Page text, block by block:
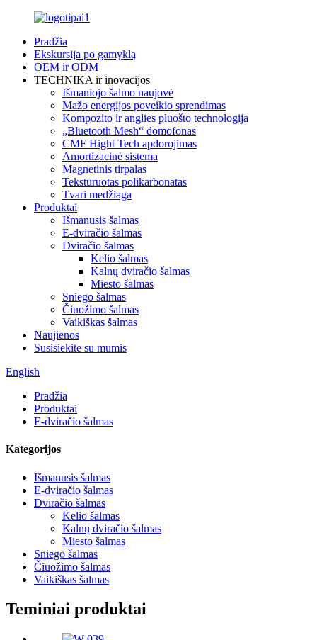
Pradžia
Ekskursija po gamyklą
OEM ir ODM
TECHNIKA ir inovacijos
Išmaniojo šalmo naujovė
Mažo energijos poveikio sprendimas
Kompozito ir anglies pluošto technologija
„Bluetooth Mesh“ domofonas
CMF Hight Tech apdorojimas
Amortizacinė sistema
Magnetinis tirpalas
Tekstūruotas polikarbonatas
Tvari medžiaga
Produktai
Išmanusis šalmas
E-dviračio šalmas
Dviračio šalmas
Kelio šalmas
Kalnų dviračio šalmas
Miesto šalmas
Sniego šalmas
Čiuožimo šalmas
Vaikiškas šalmas
Naujienos
Susisiekite su mumis
English
Pradžia
Produktai
E-dviračio šalmas
Kategorijos
Išmanusis šalmas
E-dviračio šalmas
Dviračio šalmas
Kelio šalmas
Kalnų dviračio šalmas
Miesto šalmas
Sniego šalmas
Čiuožimo šalmas
Vaikiškas šalmas
Teminiai produktai